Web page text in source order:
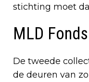
stichting moet
MLD Fonds
De tweede
de deuren van